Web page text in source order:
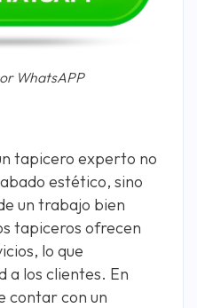
WhatsAPP
tapicero experto no
estético, sino
un trabajo bien
tapiceros ofrecen
lo que
a los clientes. En
contar con un